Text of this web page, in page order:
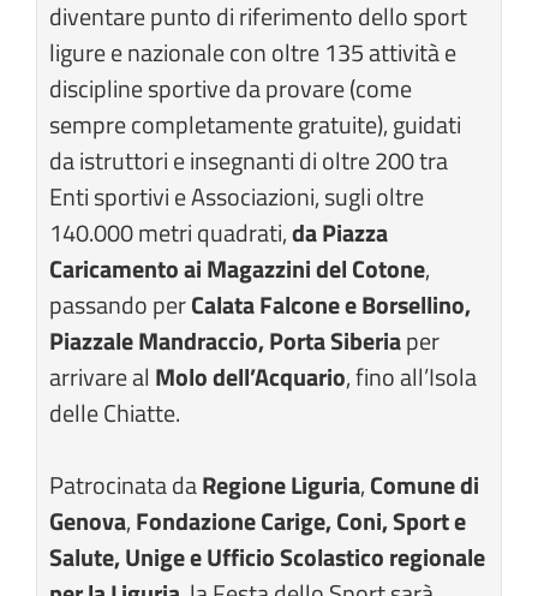
diventare punto di riferimento dello sport
ligure e nazionale con oltre 135 attività e
discipline sportive da provare (come
sempre completamente gratuite), guidati
da istruttori e insegnanti di oltre 200 tra
Enti sportivi e Associazioni, sugli oltre
140.000 metri quadrati,da Piazza
Caricamento ai Magazzini del Cotone,
passando perCalata Falcone e Borsellino,
Piazzale Mandraccio, Porta Siberiaper
arrivare al Molo dell’Acquario, fino all’Isola
delle Chiatte.
Patrocinata daRegione Liguria,Comune di
Genova,Fondazione Carige, Coni, Sport e
Salute, Unige e Ufficio Scolastico regionale